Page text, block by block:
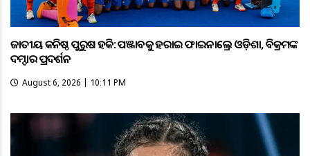
ଜାତୀୟ କନିଷ୍ଠ ପୁରୁଷ ହକି: ପଞ୍ଜାବକୁ ହରାଇ ଫାଇନାଲ୍ରେ ଓଡ଼ିଶା, ବିକ୍ରମଙ୍କ
ଦମ୍ଦାର ପ୍ରଦର୍ଶନ
August 6, 2026 | 10:11 PM